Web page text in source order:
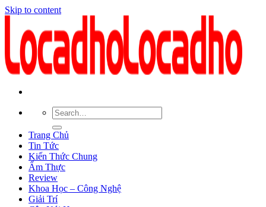
Skip to content
Trang Chủ
Tin Tức
Kiến Thức Chung
Ẩm Thực
Review
Khoa Học – Công Nghệ
Giải Trí